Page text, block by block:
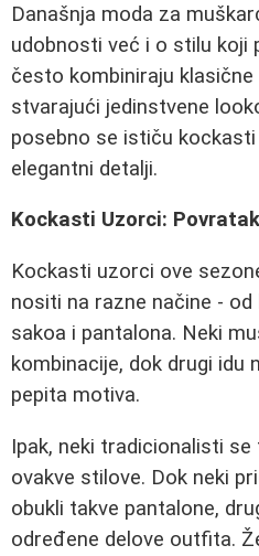
Današnja moda za
udobnosti već i o stilu koji
često kombiniraju
stvarajući jedinstvene
posebno se ističu
elegantni detalji.
Kockasti Uzorci:
Kockasti uzorci ove
nositi na razne načine -
sakoa i pantalona. Neki
kombinacije, dok drugi idu
pepita motiva.
Ipak, neki tradicionalisti se
ovakve stilove. Dok neki
obukli takve pantalone,
određene delove outfita.